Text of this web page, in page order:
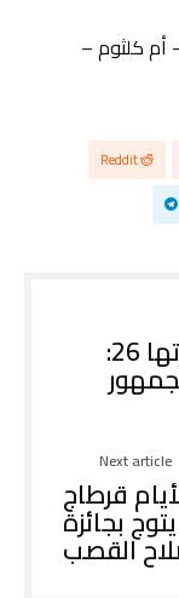
كلثوم –
Reddit
أيام قرطاج المسرحية في دورتها 26:
Next article
اختتام الدورة 26 لأيام قرطاج
بجائزة
القصب